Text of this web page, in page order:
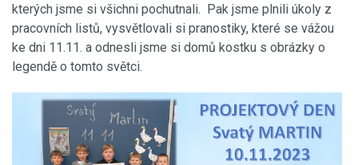
kterých jsme si všichni pochutnali. Pak jsme plnili úkoly z
pracovních listů, vysvětlovali si pranostiky, které se vážou
ke dni 11.11. a odnesli jsme si domů kostku s obrázky o
legendě o tomto světci.